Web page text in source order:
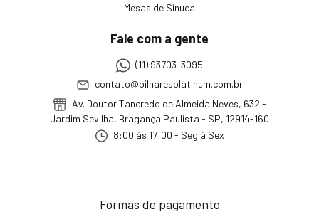
Mesas de Sinuca
Fale com a gente
(11) 93703-3095
contato@bilharesplatinum.com.br
Av. Doutor Tancredo de Almeida Neves, 632 -
Jardim Sevilha, Bragança Paulista - SP, 12914-160
8:00 às 17:00 - Seg à Sex
Formas de pagamento